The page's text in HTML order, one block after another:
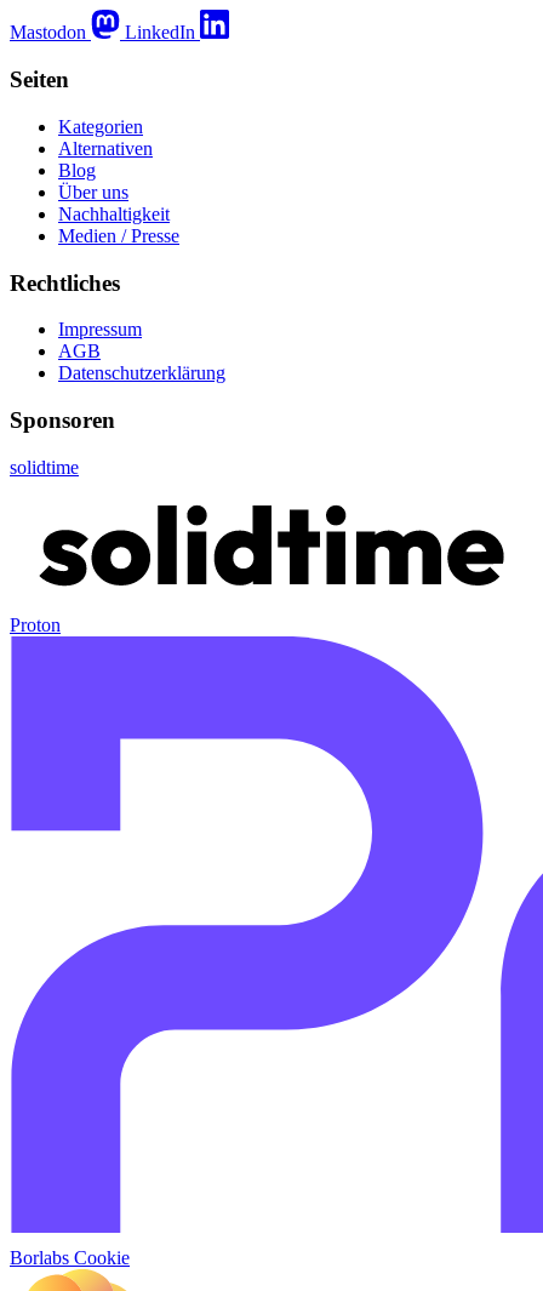
Mastodon LinkedIn
Seiten
Kategorien
Alternativen
Blog
Über uns
Nachhaltigkeit
Medien / Presse
Rechtliches
Impressum
AGB
Datenschutzerklärung
Sponsoren
solidtime
Proton
Borlabs Cookie